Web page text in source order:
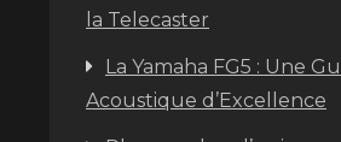
la Telecaster
La Yamaha FG5 : Une
Acoustique d’Excellence